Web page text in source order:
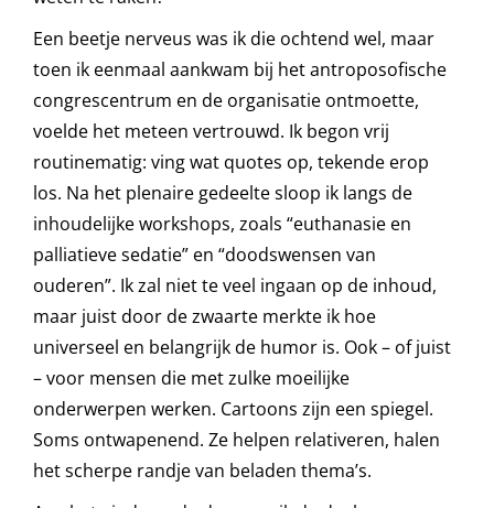
Een beetje nerveus was ik die ochtend wel, maar
toen ik eenmaal aankwam bij het antroposofische
congrescentrum en de organisatie ontmoette,
voelde het meteen vertrouwd. Ik begon vrij
routinematig: ving wat quotes op, tekende erop
los. Na het plenaire gedeelte sloop ik langs de
inhoudelijke workshops, zoals “euthanasie en
palliatieve sedatie” en “doodswensen van
ouderen”. Ik zal niet te veel ingaan op de inhoud,
maar juist door de zwaarte merkte ik hoe
universeel en belangrijk de humor is. Ook – of juist
– voor mensen die met zulke moeilijke
onderwerpen werken. Cartoons zijn een spiegel.
Soms ontwapenend. Ze helpen relativeren, halen
het scherpe randje van beladen thema’s.